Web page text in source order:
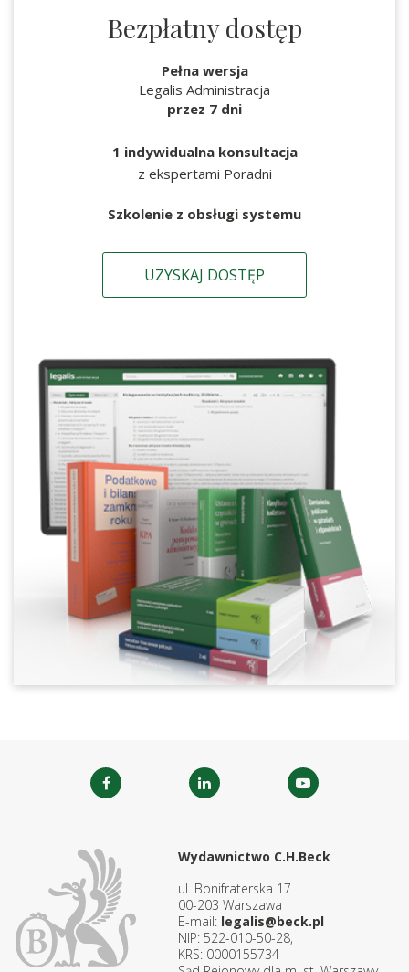
Bezpłatny dostęp
Pełna wersja
Legalis Administracja
przez 7 dni
1 indywidualna konsultacja
z ekspertami Poradni
Szkolenie z obsługi systemu
UZYSKAJ DOSTĘP
Wydawnictwo C.H.Beck
ul. Bonifraterska 17
00-203 Warszawa
E-mail: legalis@beck.pl
NIP: 522-010-50-28,
KRS: 0000155734